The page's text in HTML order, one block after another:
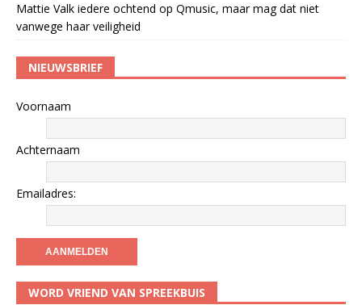
Mattie Valk iedere ochtend op Qmusic, maar mag dat niet
vanwege haar veiligheid
NIEUWSBRIEF
Voornaam
Achternaam
Emailadres:
WORD VRIEND VAN SPREEKBUIS